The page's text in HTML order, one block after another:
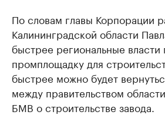
По словам главы Корпорации
Калининградской области
быстрее региональные власти
промплощадку для
быстрее можно будет
между правительством
БМВ о строительстве завода.